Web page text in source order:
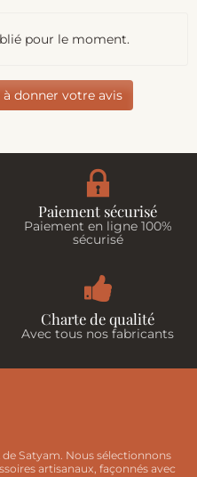
pour le moment.
donner votre avis
Paiement sécurisé
Paiement en ligne 100%
sécurisé
Charte de qualité
Avec tous nos fabricants
Satyam. Nous sélectionnons
artisanaux, façonnés avec